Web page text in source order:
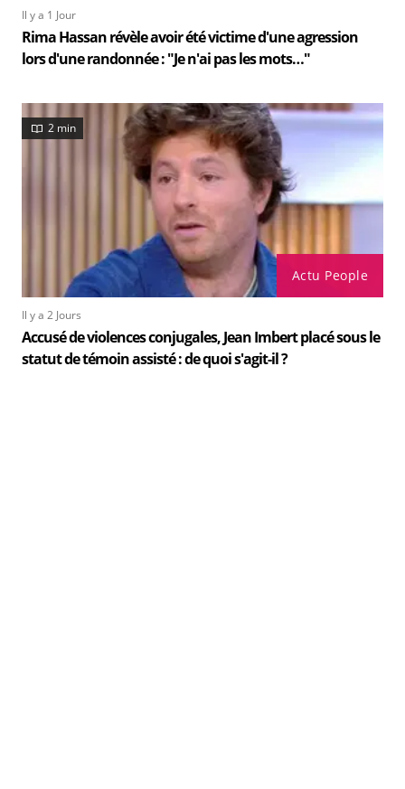
Il y a 1 Jour
Rima Hassan révèle avoir été victime d'une agression
lors d'une randonnée : "Je n'ai pas les mots…"
Actu People
2 min
Il y a 2 Jours
Accusé de violences conjugales, Jean Imbert placé sous le
statut de témoin assisté : de quoi s'agit-il ?